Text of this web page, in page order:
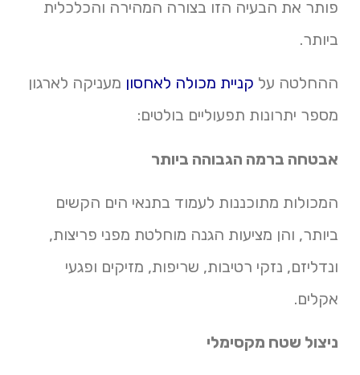
פותר את הבעיה הזו בצורה המהירה והכלכלית
ביותר.
ההחלטה על קניית מכולה לאחסון מעניקה לארגון
מספר יתרונות תפעוליים בולטים:
אבטחה ברמה הגבוהה ביותר
המכולות מתוכננות לעמוד בתנאי הים הקשים
ביותר, והן מציעות הגנה מוחלטת מפני פריצות,
ונדליזם, נזקי רטיבות, שריפות, מזיקים ופגעי
אקלים.
ניצול שטח מקסימלי